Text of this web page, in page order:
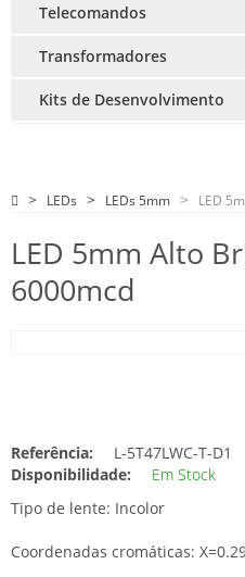
Telecomandos
Transformadores
Kits de Desenvolvimento
LEDs LEDs 5mm LED
LED 5mm Alto
6000mcd
Referência:
L-5T47LWC-T-D1
Disponibilidade:
Em Stock
Tipo de lente: Incolor
Coordenadas cromáticas: